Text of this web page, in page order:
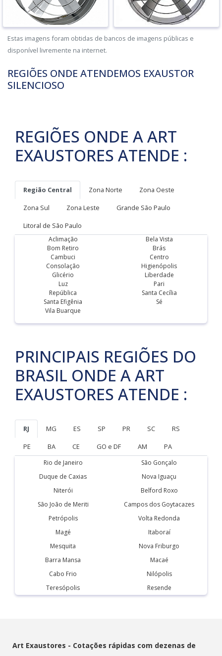
Estas imagens foram obtidas de bancos de imagens públicas e
disponível livremente na internet.
REGIÕES ONDE ATENDEMOS EXAUSTOR
SILENCIOSO
REGIÕES ONDE A ART
EXAUSTORES ATENDE :
Região Central Zona Norte
Zona Oeste
Zona Sul
Zona Leste
Grande São Paulo
Litoral de São Paulo
Aclimação
Bela Vista
Bom Retiro
Brás
Cambuci
Centro
Consolação
Higienópolis
Glicério
Liberdade
Luz
Pari
República
Santa Cecília
Santa Efigênia
Sé
Vila Buarque
PRINCIPAIS REGIÕES DO
BRASIL ONDE A ART
EXAUSTORES ATENDE :
RJ MG ES SP PR SC
RS
PE
BA CE GO e DF AM PA
Rio de Janeiro
São Gonçalo
Duque de Caxias
Nova Iguaçu
Niterói
Belford Roxo
São João de Meriti
Campos dos Goytacazes
Petrópolis
Volta Redonda
Magé
Itaboraí
Mesquita
Nova Friburgo
Barra Mansa
Macaé
Cabo Frio
Nilópolis
Teresópolis
Resende
Art Exaustores - Cotações rápidas com dezenas de